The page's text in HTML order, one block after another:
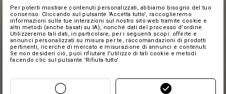
Per poterti mostrare contenuti personalizzati, abbiamo bisogno del tuo
consenso. Cliccando sul pulsante 'Accetta tutto', raccoglieremo
informazioni sulle tue interazioni sul nostro sito web tramite cookie e
altri metodi (anche basati su IA), nonché dati del processo d'ordine.
Utilizzeremo tali dati, in particolare, per i seguenti scopi: offerte e
annunci personalizzati su misura per te, raccomandazioni di prodotti
pertinenti, ricerche di mercato e misurazione di annunci e contenuti.
Se non desideri ciò, puoi rifiutare l'utilizzo di tali cookie e metodi
facendo clic sul pulsante 'Rifiuta tutto'.